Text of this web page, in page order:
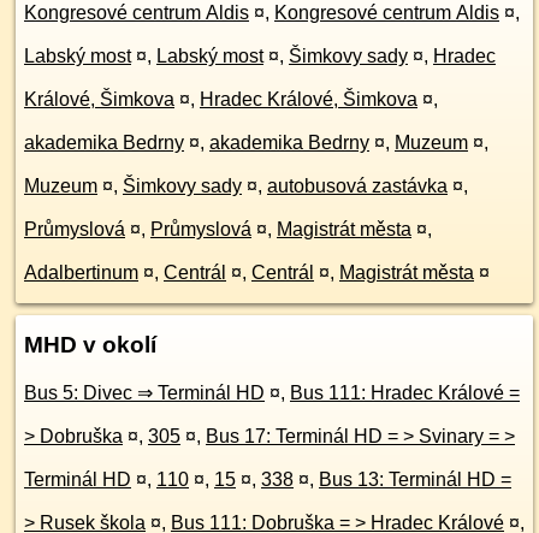
Kongresové centrum Aldis ¤, Kongresové centrum Aldis ¤,
Labský most ¤, Labský most ¤, Šimkovy sady ¤, Hradec
Králové, Šimkova ¤, Hradec Králové, Šimkova ¤,
akademika Bedrny ¤, akademika Bedrny ¤, Muzeum ¤,
Muzeum ¤, Šimkovy sady ¤, autobusová zastávka ¤,
Průmyslová ¤, Průmyslová ¤, Magistrát města ¤,
Adalbertinum ¤, Centrál ¤, Centrál ¤, Magistrát města ¤
MHD v okolí
Bus 5: Divec ⇒ Terminál HD ¤, Bus 111: Hradec Králové =
> Dobruška ¤, 305 ¤, Bus 17: Terminál HD = > Svinary = >
Terminál HD ¤, 110 ¤, 15 ¤, 338 ¤, Bus 13: Terminál HD =
> Rusek škola ¤, Bus 111: Dobruška = > Hradec Králové ¤,